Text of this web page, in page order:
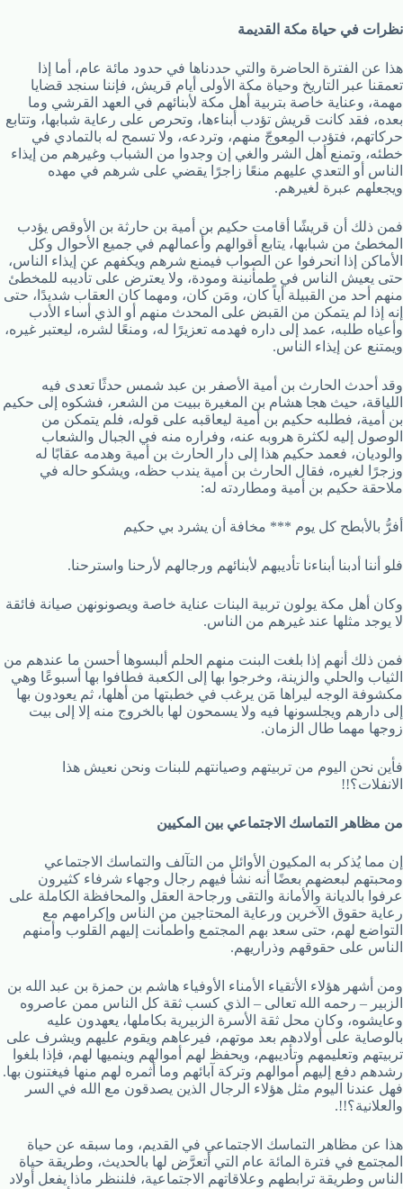
نظرات في حياة مكة القديمة
هذا عن الفترة الحاضرة والتي حددناها في حدود مائة عام، أما إذا
تعمقنا عبر التاريخ وحياة مكة الأولى أيام قريش، فإننا سنجد قضايا
مهمة، وعناية خاصة بتربية أهل مكة لأبنائهم في العهد القرشي وما
بعده، فقد كانت قريش تؤدب أبناءها، وتحرص على رعاية شبابها، وتتابع
حركاتهم، فتؤدب المِعوجّ منهم، وتردعه، ولا تسمح له بالتمادي في
خطئه، وتمنع أهل الشر والغي إن وجدوا من الشباب وغيرهم من إيذاء
الناس أو التعدي عليهم منعًا زاجرًا يقضي على شرهم في مهده
ويجعلهم عبرة لغيرهم.
فمن ذلك أن قريشًا أقامت حكيم بن أمية بن حارثة بن الأوقص يؤدب
المخطئ من شبابها، يتابع أقوالهم وأعمالهم في جميع الأحوال وكل
الأماكن إذا انحرفوا عن الصواب فيمنع شرهم ويكفهم عن إيذاء الناس،
حتى يعيش الناس في طمأنينة ومودة، ولا يعترض على تأديبه للمخطئ
منهم أحد من القبيلة أياً كان، ومَن كان، ومهما كان العقاب شديدًا، حتى
إنه إذا لم يتمكن من القبض على المحدث منهم أو الذي أساء الأدب
وأعياه طلبه، عمد إلى داره فهدمه تعزيرًا له، ومنعًا لشره، ليعتبر غيره،
ويمتنع عن إيذاء الناس.
وقد أحدث الحارث بن أمية الأصفر بن عبد شمس حدثًا تعدى فيه
اللياقة، حيث هجا هشام بن المغيرة ببيت من الشعر، فشكوه إلى حكيم
بن أمية، فطلبه حكيم بن أمية ليعاقبه على قوله، فلم يتمكن من
الوصول إليه لكثرة هروبه عنه، وفراره منه في الجبال والشعاب
والوديان، فعمد حكيم هذا إلى دار الحارث بن أمية وهدمه عقابًا له
وزجرًا لغيره، فقال الحارث بن أمية يندب حظه، ويشكو حاله في
ملاحقة حكيم بن أمية ومطاردته له:
أفرُّ بالأبطح كل يوم *** مخافة أن يشرد بي حكيم
فلو أننا أدبنا أبناءنا تأديبهم لأبنائهم ورجالهم لأرحنا واسترحنا.
وكان أهل مكة يولون تربية البنات عناية خاصة ويصونونهن صيانة فائقة
لا يوجد مثلها عند غيرهم من الناس.
فمن ذلك أنهم إذا بلغت البنت منهم الحلم ألبسوها أحسن ما عندهم من
الثياب والحلي والزينة، وخرجوا بها إلى الكعبة فطافوا بها أسبوعًا وهي
مكشوفة الوجه ليراها مَن يرغب في خطبتها من أهلها، ثم يعودون بها
إلى دارهم ويجلسونها فيه ولا يسمحون لها بالخروج منه إلا إلى بيت
زوجها مهما طال الزمان.
فأين نحن اليوم من تربيتهم وصيانتهم للبنات ونحن نعيش هذا
الانفلات؟!!
من مظاهر التماسك الاجتماعي بين المكيين
إن مما يُذكر به المكيون الأوائل من التآلف والتماسك الاجتماعي
ومحبتهم لبعضهم بعضًا أنه نشأ فيهم رجال وجهاء شرفاء كثيرون
عرفوا بالديانة والأمانة والتقى ورجاحة العقل والمحافظة الكاملة على
رعاية حقوق الآخرين ورعاية المحتاجين من الناس وإكرامهم مع
التواضع لهم، حتى سعد بهم المجتمع واطمأنت إليهم القلوب وأمنهم
الناس على حقوقهم وذراريهم.
ومن أشهر هؤلاء الأتقياء الأمناء الأوفياء هاشم بن حمزة بن عبد الله بن
الزبير – رحمه الله تعالى – الذي كسب ثقة كل الناس ممن عاصروه
وعايشوه، وكان محل ثقة الأسرة الزبيرية بكاملها، يعهدون عليه
بالوصاية على أولادهم بعد موتهم، فيرعاهم ويقوم عليهم ويشرف على
تربيتهم وتعليمهم وتأديبهم، ويحفظ لهم أموالهم وينميها لهم، فإذا بلغوا
رشدهم دفع إليهم أموالهم وتركة آبائهم وما أثمره لهم منها فيغتنون بها.
فهل عندنا اليوم مثل هؤلاء الرجال الذين يصدقون مع الله في السر
والعلانية؟!!.
هذا عن مظاهر التماسك الاجتماعي في القديم، وما سبقه عن حياة
المجتمع في فترة المائة عام التي أتعرَّض لها بالحديث، وطريقة حياة
الناس وطريقة ترابطهم وعلاقاتهم الاجتماعية، فلننظر ماذا يفعل أولاد